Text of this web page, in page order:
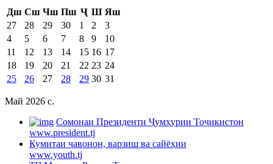
Дш Сш Чш Пш Ҷ Ш Яш
27
28 29 30 1 2
3
4
5 6 7 8 9
10
11
12 13 14 15 16 17
18
19 20 21 22 23 24
25
26 27 28 29 30 31
Май 2026 c.
Cомонаи Президенти Ҷумҳурии Тоҷикистон
www.president.tj
Кумитаи ҷавонон, варзиш ва сайёҳии
www.youth.tj